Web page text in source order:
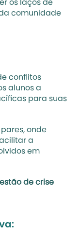
os laços de
comunidade
conflitos
alunos a
para suas
onde
a
em
de crise